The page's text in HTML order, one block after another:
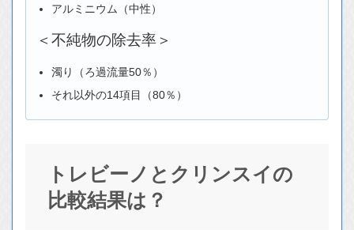
アルミニウム（中性）
＜不純物の除去率＞
濁り（ろ過流量50％）
それ以外の14項目（80％）
トレビーノとクリンスイの
比較結果は？